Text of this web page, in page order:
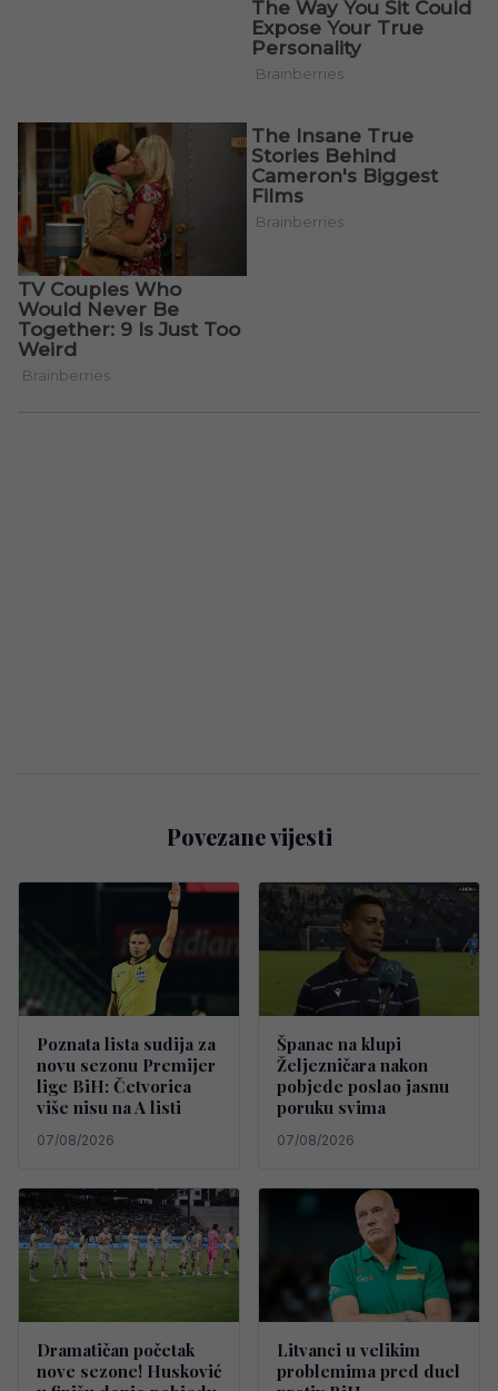
Povezane vijesti
Poznata lista sudija za
novu sezonu Premijer
lige BiH: Četvorica
više nisu na A listi
07/08/2026
Španac na klupi
Željezničara nakon
pobjede poslao jasnu
poruku svima
07/08/2026
Dramatičan početak
nove sezone! Husković
Litvanci u velikim
problemima pred duel